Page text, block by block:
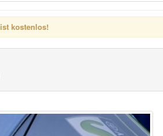
kostenlos!